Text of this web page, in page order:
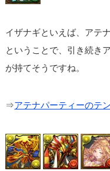
イザナギといえば、アテナ
ということで、引き続き
が持てそうですね。
⇒アテナパーティーのテ